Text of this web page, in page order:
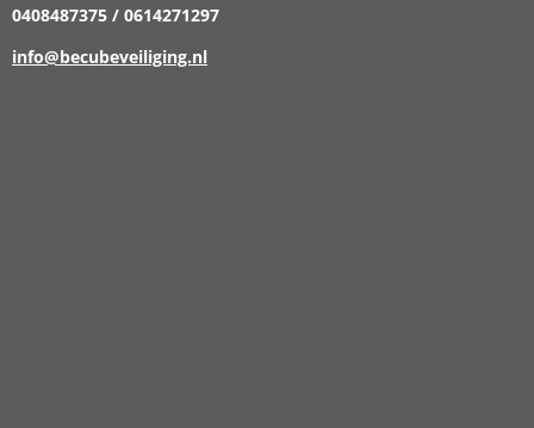
0408487375 / 0614271297
info@becubeveiliging.nl